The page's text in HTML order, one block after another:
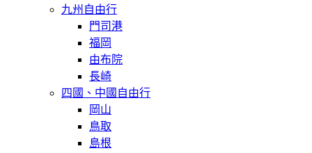
九州自由行
門司港
福岡
由布院
長崎
四國、中國自由行
岡山
鳥取
島根